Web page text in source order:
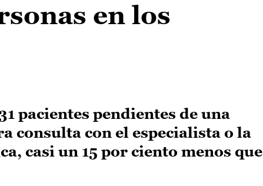
en los
pacientes pendientes de una
consulta con el especialista o la
casi un 15 por ciento menos que